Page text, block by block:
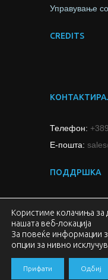
Управување
CREDITS
Телефон:
Е-пошта:
ПОДДРШКА
Copyright ©
Користиме колачиња за
нашата веб-локација
За повеќе информации
опции за нивно
Прифати Одбиј